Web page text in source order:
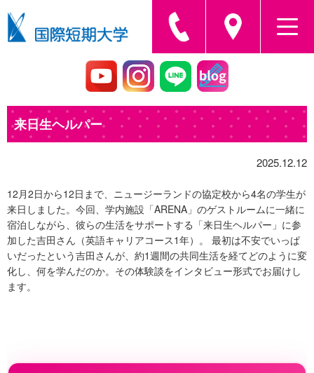
来日生ヘルパー
2025.12.12
12月2日から12日まで、ニュージーランドの協定校から4名の学生が
来日しました。今回、学内施設「ARENA」のゲストルームに一緒に
宿泊しながら、彼らの生活をサポートする「来日生ヘルパー」に参
加した吉田さん（英語キャリアコース1年）。 最初は不安でいっぱ
いだったという吉田さんが、約1週間の共同生活を経てどのように変
化し、何を学んだのか。その体験談をインタビュー形式でお届けし
ます。